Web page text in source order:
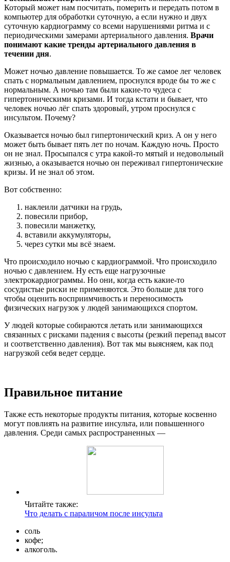
Который может нам посчитать, померить и передать потом в
компьютер для обработки суточную, а если нужно и двух
суточную кардиограмму со всеми нарушениями ритма и с
периодическими замерами артериального давления. Врачи
понимают какие тренды артериального давления в
течении дня.
Может ночью давление повышается. То же самое лег человек
спать с нормальным давлением, проснулся вроде бы то же с
нормальным. А ночью там были какие-то чудеса с
гипертоническими кризами. И тогда кстати и бывает, что
человек ночью лёг спать здоровый, утром проснулся с
инсультом. Почему?
Оказывается ночью был гипертонический криз. А он у него
может быть бывает пять лет по ночам. Каждую ночь. Просто
он не знал. Просыпался с утра какой-то мятый и недовольный
жизнью, а оказывается ночью он переживал гипертонические
кризы. И не знал об этом.
Вот собственно:
наклеили датчики на грудь,
повесили прибор,
повесили манжетку,
вставили аккумуляторы,
через сутки мы всё знаем.
Что происходило ночью с кардиограммой. Что происходило
ночью с давлением. Ну есть еще нагрузочные
электрокардиограммы. Но они, когда есть какие-то
сосудистые риски не применяются. Это больше для того
чтобы оценить восприимчивость и переносимость
физических нагрузок у людей занимающихся спортом.
У людей которые собираются летать или занимающихся
связанных с рисками падения с высоты (резкий перепад высот
и соответственно давления). Вот так мы выясняем, как под
нагрузкой себя ведет сердце.
Правильное питание
Также есть некоторые продукты питания, которые косвенно
могут повлиять на развитие инсульта, или повышенного
давления. Среди самых распространенных —
Читайте также:
Что делать с параличом после инсульта
соль
кофе;
алкоголь.